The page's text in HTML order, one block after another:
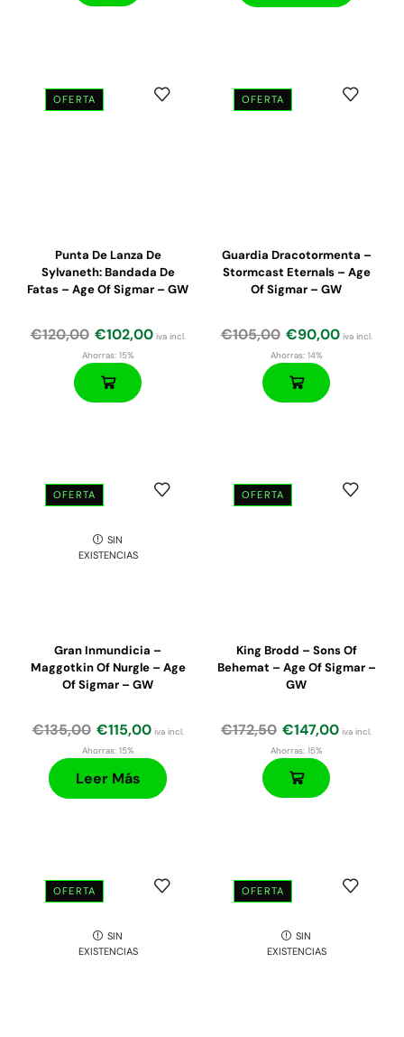
OFERTA
Punta De Lanza De
Sylvaneth: Bandada De
Fatas – Age Of Sigmar – GW
€120,00 €102,00 iva incl.
Ahorras:15%
OFERTA
Guardia Dracotormenta –
Stormcast Eternals – Age
Of Sigmar – GW
€105,00 €90,00 iva incl.
Ahorras:14%
OFERTA
SIN
EXISTENCIAS
Gran Inmundicia –
Maggotkin Of Nurgle – Age
Of Sigmar – GW
€135,00 €115,00 iva incl.
Ahorras:15%
Leer Más
OFERTA
King Brodd – Sons Of
Behemat – Age Of Sigmar –
GW
€172,50 €147,00 iva incl.
Ahorras:15%
OFERTA
SIN
EXISTENCIAS
OFERTA
SIN
EXISTENCIAS